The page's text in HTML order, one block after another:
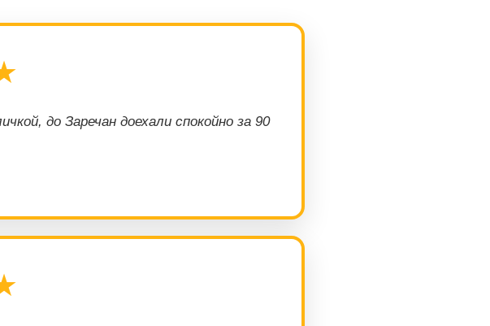
до Заречан доехали спокойно за 90